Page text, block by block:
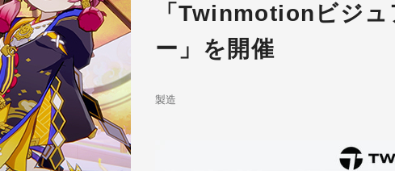
「Twinmotionビジ
ー」を開催
製造